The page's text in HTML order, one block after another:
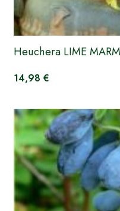
Heuchera LIME
14,98 €